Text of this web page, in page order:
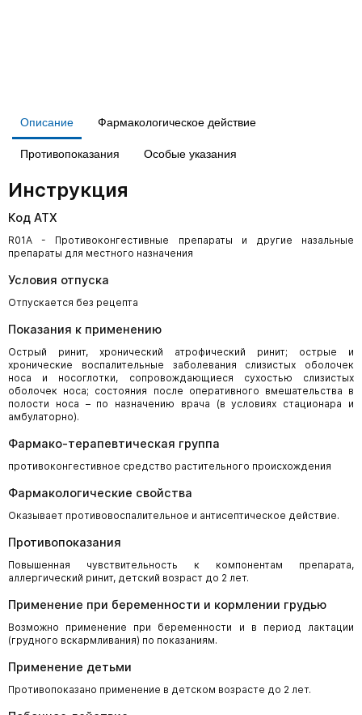
Описание Фармакологическое действие
Противопоказания Особые указания
Инструкция
Код АТХ
R01A - Противоконгестивные препараты и другие назальные
препараты для местного назначения
Условия отпуска
Отпускается без рецепта
Показания к применению
Острый ринит, хронический атрофический ринит; острые и
хронические воспалительные заболевания слизистых оболочек
носа и носоглотки, сопровождающиеся сухостью слизистых
оболочек носа; состояния после оперативного вмешательства в
полости носа – по назначению врача (в условиях стационара и
амбулаторно).
Фармако-терапевтическая группа
противоконгестивное средство растительного происхождения
Фармакологические свойства
Оказывает противовоспалительное и антисептическое действие.
Противопоказания
Повышенная чувствительность к компонентам препарата,
аллергический ринит, детский возраст до 2 лет.
Применение при беременности и кормлении грудью
Возможно применение при беременности и в период лактации
(грудного вскармливания) по показаниям.
Применение детьми
Противопоказано применение в детском возрасте до 2 лет.